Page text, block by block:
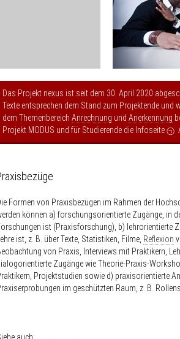
Das Projekt nexus ist seit dem 30. April 2020
Texte entsprechen dem Stand zum Projektende und
dem Themenbereich Anrechnung und Anerkennung
Projekt MODUS und für Studierende die Infoseite
Formen von Praxisbezügen im Rahmen der
können a) forschungsorientierte Zugänge, in
ist (Praxisforschung), b) lehrorientierte
Lehre ist, z. B. über Texte, Statistiken, Filme, Reflexion
von Praxis, Interviews mit Praktikern,
Zugänge wie Theorie-Praxis-
Projektstudien sowie d) praxisorientierte
im geschützten Raum, z. B.